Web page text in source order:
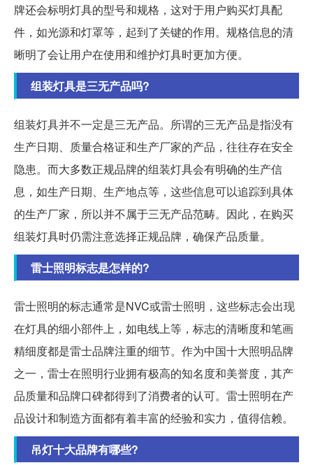
牌还会标明灯具的型号和规格，这对于用户购买灯具配
件，如光源和灯罩等，起到了关键的作用。规格信息的清
晰明了会让用户在使用和维护灯具时更加方便。
组装灯具是三无产品吗?
组装灯具并不一定是三无产品。所谓的三无产品是指没有
生产日期、质量合格证和生产厂家的产品，往往存在安全
隐患。而大多数正规品牌的组装灯具会有明确的生产信
息，如生产日期、生产地点等，这些信息可以追踪到具体
的生产厂家，所以并不属于三无产品范畴。因此，在购买
组装灯具时仍需注意选择正规品牌，确保产品质量。
雷士照明标志是怎样的?
雷士照明的标志通常是NVC或雷士照明，这些标志会出现
在灯具的细小部件上，如电线上等，标志的清晰度和笔画
精细度都是雷士品牌注重的细节。作为中国十大照明品牌
之一，雷士在照明行业拥有极高的知名度和美誉度，其产
品质量和品牌口碑都得到了消费者的认可。雷士照明在产
品设计和制造方面都有着丰富的经验和实力，值得信赖。
吊灯十大品牌有哪些?